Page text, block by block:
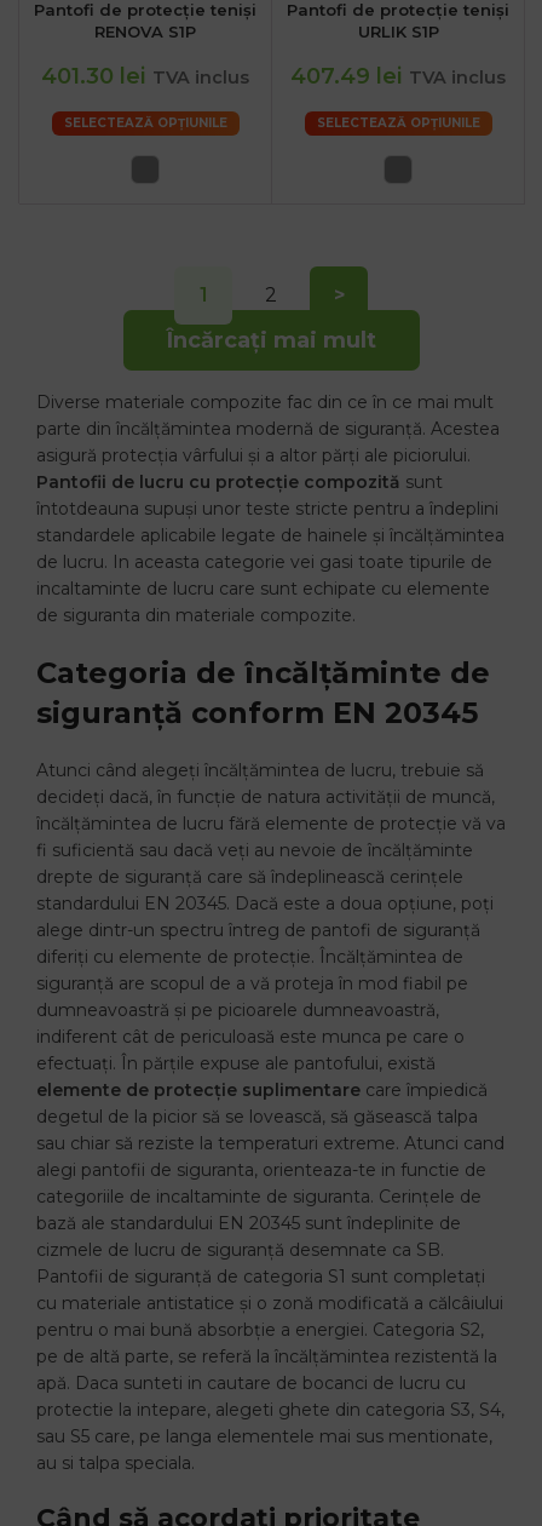
Pantofi de protecție teniși
RENOVA S1P
401.30 lei TVA inclus
SELECTEAZĂ OPȚIUNILE
Pantofi de protecție teniși
URLIK S1P
407.49 lei TVA inclus
SELECTEAZĂ OPȚIUNILE
Încărcați mai mult
1 2 >
Diverse materiale compozite fac din ce în ce mai mult
parte din încălțămintea modernă de siguranță. Acestea
asigură protecția vârfului și a altor părți ale piciorului.
Pantofii de lucru cu protecție compozită sunt
întotdeauna supuși unor teste stricte pentru a îndeplini
standardele aplicabile legate de hainele și încălțămintea
de lucru. In aceasta categorie vei gasi toate tipurile de
incaltaminte de lucru care sunt echipate cu elemente
de siguranta din materiale compozite.
Categoria de încălțăminte de
siguranță conform EN 20345
Atunci când alegeți încălțămintea de lucru, trebuie să
decideți dacă, în funcție de natura activității de muncă,
încălțămintea de lucru fără elemente de protecție vă va
fi suficientă sau dacă veți au nevoie de încălțăminte
drepte de siguranță care să îndeplinească cerințele
standardului EN 20345. Dacă este a doua opțiune, poți
alege dintr-un spectru întreg de pantofi de siguranță
diferiți cu elemente de protecție. Încălțămintea de
siguranță are scopul de a vă proteja în mod fiabil pe
dumneavoastră și pe picioarele dumneavoastră,
indiferent cât de periculoasă este munca pe care o
efectuați. În părțile expuse ale pantofului, există
elemente de protecție suplimentare care împiedică
degetul de la picior să se lovească, să găsească talpa
sau chiar să reziste la temperaturi extreme. Atunci cand
alegi pantofii de siguranta, orienteaza-te in functie de
categoriile de incaltaminte de siguranta. Cerințele de
bază ale standardului EN 20345 sunt îndeplinite de
cizmele de lucru de siguranță desemnate ca SB.
Pantofii de siguranță de categoria S1 sunt completați
cu materiale antistatice și o zonă modificată a călcâiului
pentru o mai bună absorbție a energiei. Categoria S2,
pe de altă parte, se referă la încălțămintea rezistentă la
apă. Daca sunteti in cautare de bocanci de lucru cu
protectie la intepare, alegeti ghete din categoria S3, S4,
sau S5 care, pe langa elementele mai sus mentionate,
au si talpa speciala.
Când să acordați prioritate